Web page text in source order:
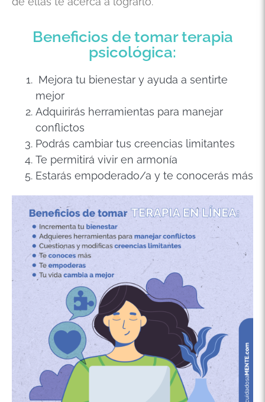
Beneficios de tomar terapia
psicológica:
Mejora tu bienestar y ayuda a sentirte
mejor
Adquirirás herramientas para manejar
conflictos
Podrás cambiar tus creencias limitantes
Te permitirá vivir en armonía
Estarás empoderado/a y te conocerás más